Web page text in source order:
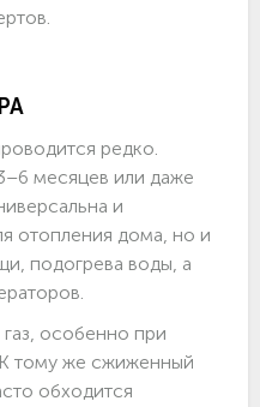
редко.
месяцев или даже
и
отопления дома, но и
подогрева воды, а
особенно при
К тому же сжиженный
обходится